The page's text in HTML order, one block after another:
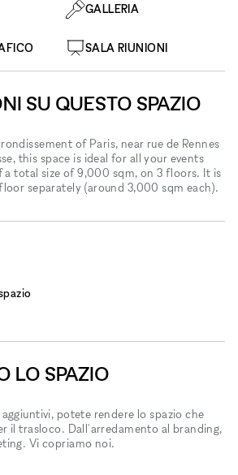
GALLERIA
SALA RIUNIONI
SU QUESTO SPAZIO
of Paris, near rue de Rennes
this space is ideal for all your events
a total size of 9,000 sqm, on 3 floors. It is
separately (around 3,000 sqm each).
LO SPAZIO
potete rendere lo spazio che
il trasloco. Dall'arredamento al branding,
Vi copriamo noi.